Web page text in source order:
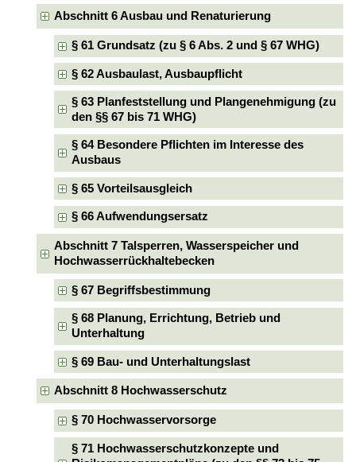
Abschnitt 6 Ausbau und Renaturierung
§ 61 Grundsatz (zu § 6 Abs. 2 und § 67 WHG)
§ 62 Ausbaulast, Ausbaupflicht
§ 63 Planfeststellung und Plangenehmigung (zu
den §§ 67 bis 71 WHG)
§ 64 Besondere Pflichten im Interesse des
Ausbaus
§ 65 Vorteilsausgleich
§ 66 Aufwendungsersatz
Abschnitt 7 Talsperren, Wasserspeicher und
Hochwasserrückhaltebecken
§ 67 Begriffsbestimmung
§ 68 Planung, Errichtung, Betrieb und
Unterhaltung
§ 69 Bau- und Unterhaltungslast
Abschnitt 8 Hochwasserschutz
§ 70 Hochwasservorsorge
§ 71 Hochwasserschutzkonzepte und